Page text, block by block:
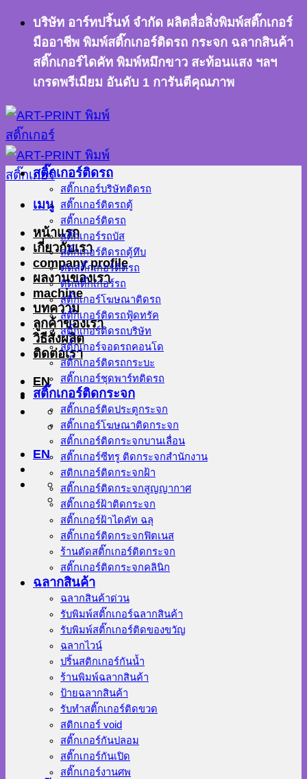
ข้าม
เนื้อหา
บริษัท อาร์ทปริ้นท์ จำกัด ผลิตสื่อสิ่งพิมพ์สติ๊กเกอร์
มืออาชีพ พิมพ์สติ๊กเกอร์ติดรถ กระจก ฉลากสินค้า
สติ๊กเกอร์ไดคัท พิมพ์หมึกขาว สะท้อนแสง ฯลฯ
เกรดพรีเมียม อันดับ 1 การันตีคุณภาพ
เมนู
หน้าแรก
เกี่ยวกับเรา
company profile
ผลงานของเรา
machine
บทความ
ลูกค้าของเรา
วิธีสั่งผลิต
ติดต่อเรา
EN
EN
สติ๊กเกอร์ติดรถ
สติ๊กเกอร์บริษัทติดรถ
สติ๊กเกอร์ติดรถตู้
สติ๊กเกอร์ติดรถ
สติ๊กเกอร์รถบัส
สติ๊กเกอร์ติดรถตู้ทึบ
ตัดสติ๊กเกอร์ติดรถ
ติดสติ๊กเกอร์รถ
สติ๊กเกอร์โฆษณาติดรถ
สติ๊กเกอร์ติดรถฟู้ดทรัค
สติ๊กเกอร์ติดรถบริษัท
สติ๊กเกอร์จอดรถคอนโด
สติ๊กเกอร์ติดรถกระบะ
สติ๊กเกอร์ชุดพาร์ทติดรถ
สติ๊กเกอร์ติดกระจก
สติ๊กเกอร์ติดประตูกระจก
สติ๊กเกอร์โฆษณาติดกระจก
สติ๊กเกอร์ติดกระจกบานเลื่อน
สติ๊กเกอร์ซีทรู ติดกระจกสำนักงาน
สติกเกอร์ติดกระจกฝ้า
สติ๊กเกอร์ติดกระจกสูญญากาศ
สติ๊กเกอร์ฝ้าติดกระจก
สติ๊กเกอร์ฝ้าไดคัท ฉลุ
สติ๊กเกอร์ติดกระจกฟิตเนส
ร้านตัดสติ๊กเกอร์ติดกระจก
สติ๊กเกอร์ติดกระจกคลินิก
ฉลากสินค้า
ฉลากสินค้าด่วน
รับพิมพ์สติ๊กเกอร์ฉลากสินค้า
รับพิมพ์สติ๊กเกอร์ติดของขวัญ
ฉลากไวน์
ปริ้นสติกเกอร์กันน้ำ
ร้านพิมพ์ฉลากสินค้า
ป้ายฉลากสินค้า
รับทำสติ๊กเกอร์ติดขวด
สติกเกอร์ void
สติ๊กเกอร์กันปลอม
สติ๊กเกอร์กันเปิด
สติ๊กเกอร์งานศพ